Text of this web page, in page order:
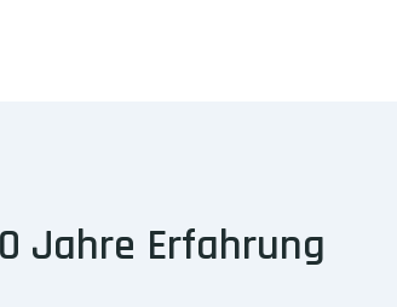
Jahre Erfahrung